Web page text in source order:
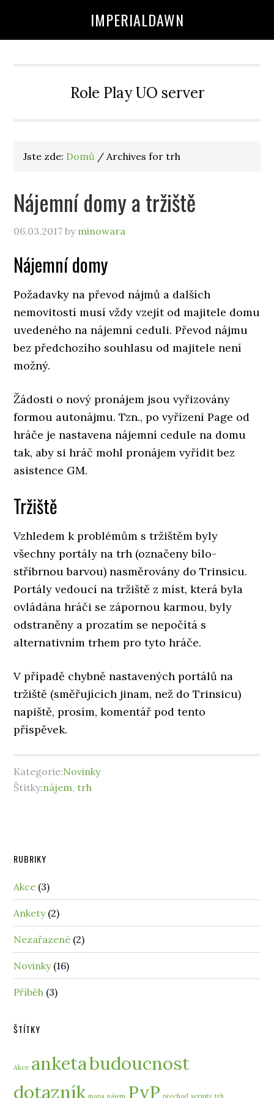
IMPERIALDAWN
Role Play UO server
Jste zde: Domů / Archives for trh
Nájemní domy a tržiště
06.03.2017 by minowara
Nájemní domy
Požadavky na převod nájmů a dalších
nemovitostí musí vždy vzejít od majitele domu
uvedeného na nájemní ceduli. Převod nájmu
bez předchozího souhlasu od majitele není
možný.
Žádosti o nový pronájem jsou vyřizovány
formou autonájmu. Tzn., po vyřízení Page od
hráče je nastavena nájemní cedule na domu
tak, aby si hráč mohl pronájem vyřídit bez
asistence GM.
Tržiště
Vzhledem k problémům s tržištěm byly
všechny portály na trh (označeny bílo-
stříbrnou barvou) nasměrovány do Trinsicu.
Portály vedoucí na tržiště z míst, která byla
ovládána hráči se zápornou karmou, byly
odstraněny a prozatím se nepočítá s
alternativním trhem pro tyto hráče.
V případě chybně nastavených portálů na
tržiště (směřujících jinam, než do Trinsicu)
napiště, prosím, komentář pod tento
příspěvek.
Kategorie:Novinky
Štítky:nájem,trh
RUBRIKY
Akce (3)
Ankety(2)
Nezařazené (2)
Novinky(16)
Příběh (3)
ŠTÍTKY
Akce anketabudoucnost
dotazník mapa nájem PvP přechod scripty trh